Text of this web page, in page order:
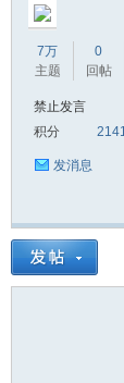
7万
主题
0
回帖
禁止发言
积分
发消息